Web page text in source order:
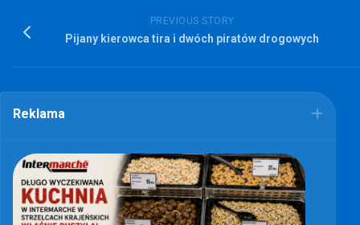
PREVIOUS STORY
Pijany kierowca tira i dwóch piratów drogowych
Reklama